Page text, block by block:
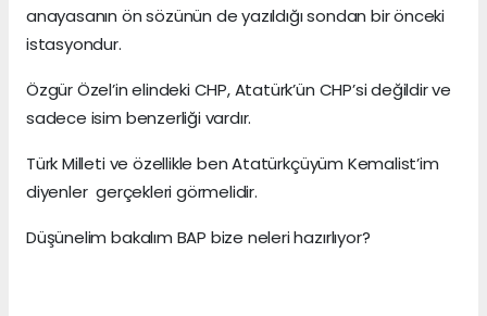
anayasanın ön sözünün de yazıldığı sondan bir önceki
istasyondur.
Özgür Özel’in elindeki CHP, Atatürk’ün CHP’si değildir ve
sadece isim benzerliği vardır.
Türk Milleti ve özellikle ben Atatürkçüyüm Kemalist’im
diyenler gerçekleri görmelidir.
Düşünelim bakalım BAP bize neleri hazırlıyor?